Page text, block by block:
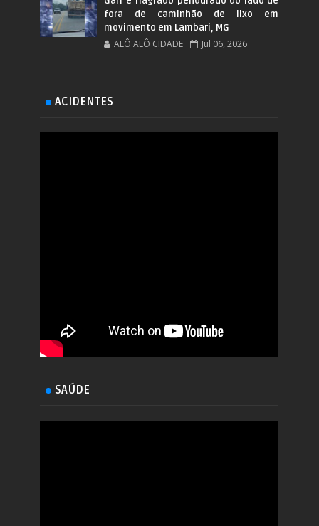
fora de caminhão de lixo em
movimento em Lambari, MG
ALÔ ALÔ CIDADE Jul 06, 2026
ACIDENTES
SAÚDE